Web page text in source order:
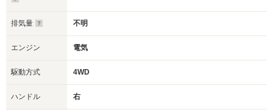
排気量 不明
エンジン 電気
駆動方式 4WD
ハンドル 右